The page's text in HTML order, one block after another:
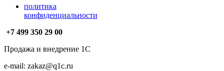
политика
конфиденциальности
+7 499 350 29 00
Продажа и внедрение 1С
e-mail: zakaz@q1c.ru